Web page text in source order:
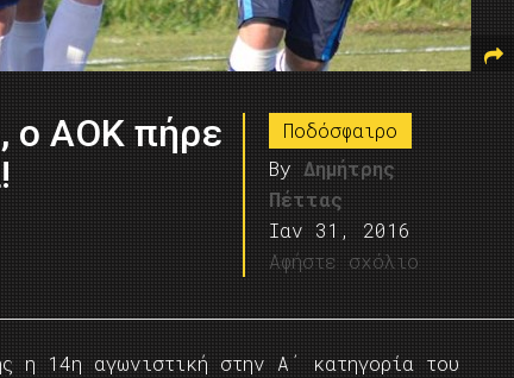
ο ΑΟΚ πήρε
Ποδόσφαιρο
By Δημήτρης
Πέττας
Ιαν 31, 2016
Αφήστε σχόλιο
η 14η αγωνιστική στην Α΄ κατηγορία του